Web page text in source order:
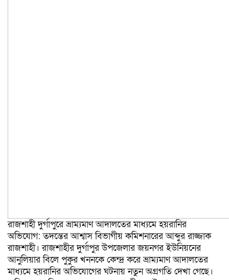
রাজশাহী দুর্গাপুরে ভ্রাম্যমাণ আদালতের মাধ্যমে হয়রানির
অভিযোগ: তদন্তের আশ্বাস বিভাগীয় কমিশনারের আব্দুর রাজ্জাক
রাজশাহী। রাজশাহীর দুর্গাপুর উপজেলার জয়নগর ইউনিয়নের
আনুলিয়ার বিলে পুকুর খননকে কেন্দ্র করে ভ্রাম্যমাণ আদালতের
মাধ্যমে হয়রানির অভিযোগের ঘটনায় নতুন অগ্রগতি দেখা গেছে।